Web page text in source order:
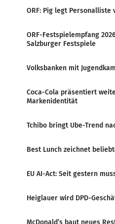
ORF: Pig legt Personalliste
ORF-Festspielempfang
Salzburger Festspiele
Volksbanken mit
Coca-Cola präsentiert
Markenidentität
Tchibo bringt Ube-Trend
Best Lunch zeichnet
EU AI-Act: Seit gestern
Heiglauer wird DPD-
McDonald’s baut neues